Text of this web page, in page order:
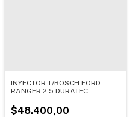
INYECTOR T/BOSCH FORD
RANGER 2.5 DURATEC
$48.400,00